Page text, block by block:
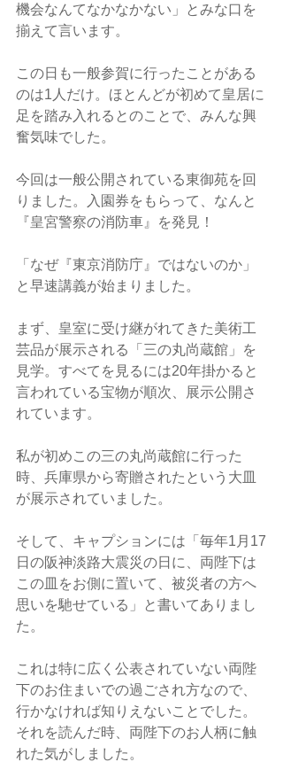
機会なんてなかなかない」とみな口を
揃えて言います。
この日も一般参賀に行ったことがある
のは1人だけ。ほとんどが初めて皇居に
足を踏み入れるとのことで、みんな興
奮気味でした。
今回は一般公開されている東御苑を回
りました。入園券をもらって、なんと
『皇宮警察の消防車』を発見！
「なぜ『東京消防庁』ではないのか」
と早速講義が始まりました。
まず、皇室に受け継がれてきた美術工
芸品が展示される「三の丸尚蔵館」を
見学。すべてを見るには20年掛かると
言われている宝物が順次、展示公開さ
れています。
私が初めこの三の丸尚蔵館に行った
時、兵庫県から寄贈されたという大皿
が展示されていました。
そして、キャプションには「毎年1月17
日の阪神淡路大震災の日に、両陛下は
この皿をお側に置いて、被災者の方へ
思いを馳せている」と書いてありまし
た。
これは特に広く公表されていない両陛
下のお住まいでの過ごされ方なので、
行かなければ知りえないことでした。
それを読んだ時、両陛下のお人柄に触
れた気がしました。